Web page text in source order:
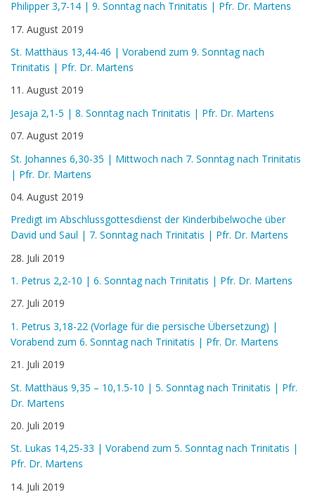
Philipper 3,7-14 | 9. Sonntag nach Trinitatis | Pfr. Dr. Martens
17. August 2019
St. Matthäus 13,44-46 | Vorabend zum 9. Sonntag nach
Trinitatis | Pfr. Dr. Martens
11. August 2019
Jesaja 2,1-5 | 8. Sonntag nach Trinitatis | Pfr. Dr. Martens
07. August 2019
St. Johannes 6,30-35 | Mittwoch nach 7. Sonntag nach Trinitatis
| Pfr. Dr. Martens
04. August 2019
Predigt im Abschlussgottesdienst der Kinderbibelwoche über
David und Saul | 7. Sonntag nach Trinitatis | Pfr. Dr. Martens
28. Juli 2019
1. Petrus 2,2-10 | 6. Sonntag nach Trinitatis | Pfr. Dr. Martens
27. Juli 2019
1. Petrus 3,18-22 (Vorlage für die persische Übersetzung) |
Vorabend zum 6. Sonntag nach Trinitatis | Pfr. Dr. Martens
21. Juli 2019
St. Matthäus 9,35 – 10,1.5-10 | 5. Sonntag nach Trinitatis | Pfr.
Dr. Martens
20. Juli 2019
St. Lukas 14,25-33 | Vorabend zum 5. Sonntag nach Trinitatis |
Pfr. Dr. Martens
14. Juli 2019